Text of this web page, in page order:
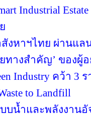
Industrial
หาฯไทย ผ่านแล
ทางสำคัญ’ ของผู้
Industry คว้า 3
to Landfill
บน้ำและพลังงาน